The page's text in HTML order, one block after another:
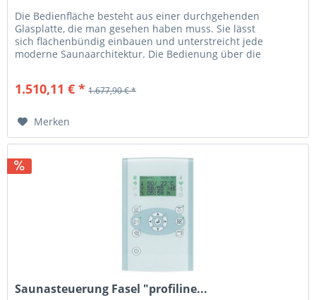
Die Bedienfläche besteht aus einer durchgehenden
Glasplatte, die man gesehen haben muss. Sie lässt
sich flächenbündig einbauen und unterstreicht jede
moderne Saunaarchitektur. Die Bedienung über die
1.510,11 € * 1.677,90 € *
Merken
Saunasteuerung Fasel "profiline...